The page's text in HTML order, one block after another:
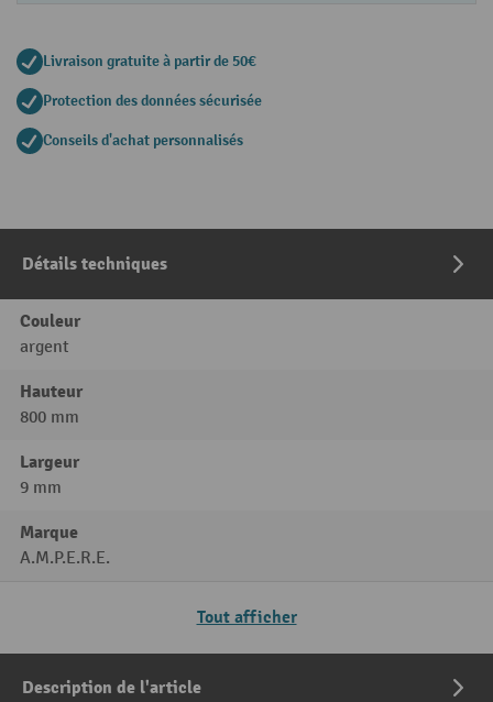
Livraison gratuite à partir de 50€
Protection des données sécurisée
Conseils d'achat personnalisés
Détails techniques
Couleur
argent
Hauteur
800 mm
Largeur
9 mm
Marque
A.M.P.E.R.E.
Tout afficher
Description de l'article